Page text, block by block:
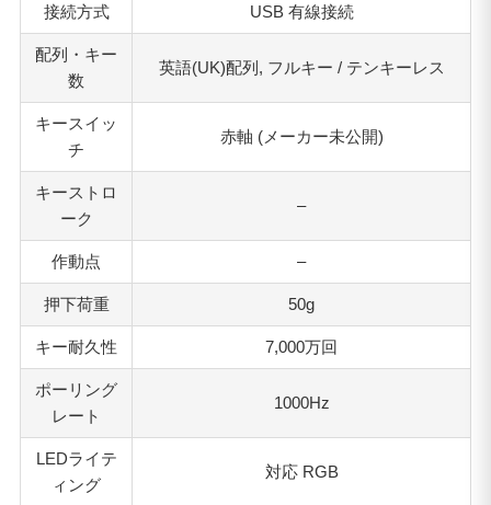
接続方式 USB 有線接続
配列・キー
数
英語(UK)配列, フルキー / テンキーレス
キースイッ
チ
赤軸 (メーカー未公開)
キーストロ
ーク
–
作動点 –
押下荷重 50g
キー耐久性 7,000万回
ポーリング
レート
1000Hz
LEDライテ
ィング
対応 RGB